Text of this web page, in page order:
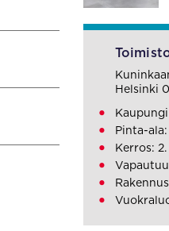
Helsinki
Pinta-ala:
Kerros: